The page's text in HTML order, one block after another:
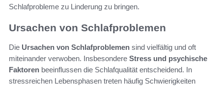
Schlafprobleme zu Linderung zu bringen.
Ursachen von Schlafproblemen
Die Ursachen von Schlafproblemen sind vielfältig und oft
miteinander verwoben. Insbesondere Stress und psychische
Faktoren beeinflussen die Schlafqualität entscheidend. In
stressreichen Lebensphasen treten häufig Schwierigkeiten